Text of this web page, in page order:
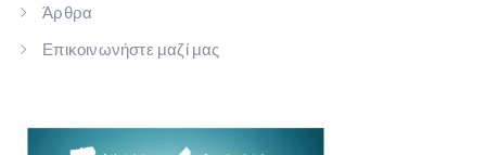
Άρθρα
Επικοινωνήστε μαζί μας